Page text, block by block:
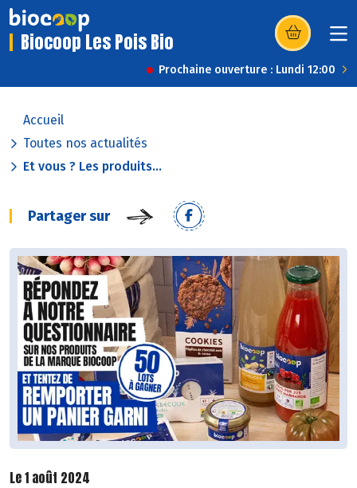
Biocoop Les Pois Bio (s’ouvre dans
Prochaine ouverture : Lundi 12:00
Accueil
Toutes nos actualités
Et vous ? Les produits...
Partager sur
Le 1 août 2024